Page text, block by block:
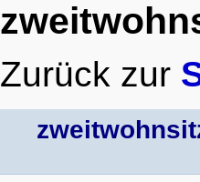
Zurück zur